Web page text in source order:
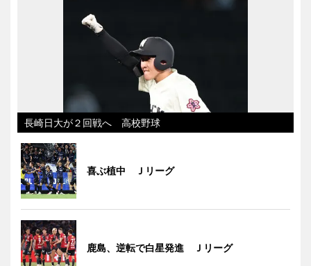
長崎日大が２回戦へ 高校野球
喜ぶ植中 Ｊリーグ
鹿島、逆転で白星発進 Ｊリーグ